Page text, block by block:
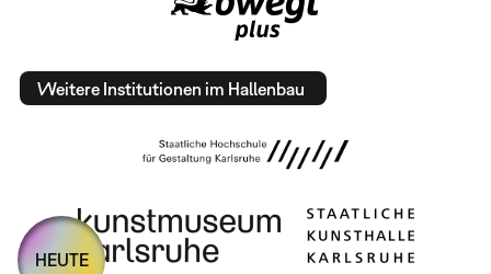
Weitere Institutionen im Hallenbau
HEUTE